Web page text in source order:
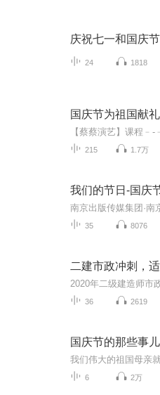
庆祝七一和国庆节
24 1818
国庆节为祖国献礼
215 1.7万
我们的节日-国庆
35 8076
二建市政冲刺，
36 2619
国庆节的那些事
6 2万